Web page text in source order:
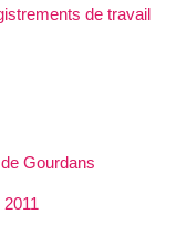
de travail
Gourdans